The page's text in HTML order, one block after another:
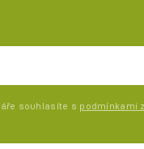
souhlasíte s podmínkami